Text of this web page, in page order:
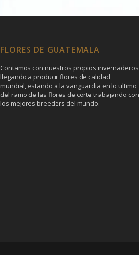
FLORES DE GUATEMALA
Contamos con nuestros propios invernaderos
llegando a producir flores de calidad
mundial, estando a la vanguardia en lo ultimo
del ramo de las flores de corte trabajando con
los mejores breeders del mundo.